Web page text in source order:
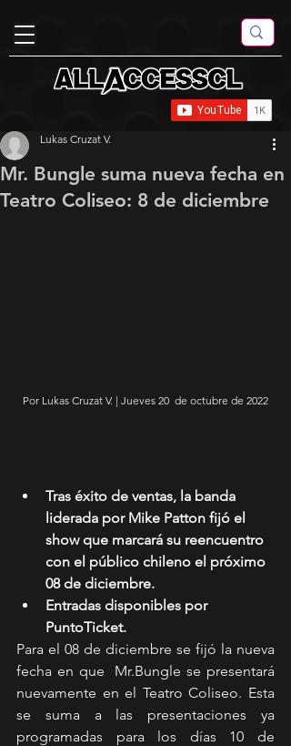
Mr. Bungle suma nueva fecha en
Teatro Coliseo: 8 de diciembre
Lukas Cruzat V.
Por Lukas Cruzat V. | Jueves 20  de octubre de 2022
Tras éxito de ventas, la banda
liderada por Mike Patton fijó el
show que marcará su reencuentro
con el público chileno el próximo
08 de diciembre.
Entradas disponibles por
PuntoTicket.
Para el 08 de diciembre se fijó la nueva
fecha en que  Mr.Bungle se presentará
nuevamente en el Teatro Coliseo. Esta
se suma a las presentaciones ya
programadas para los días 10 de